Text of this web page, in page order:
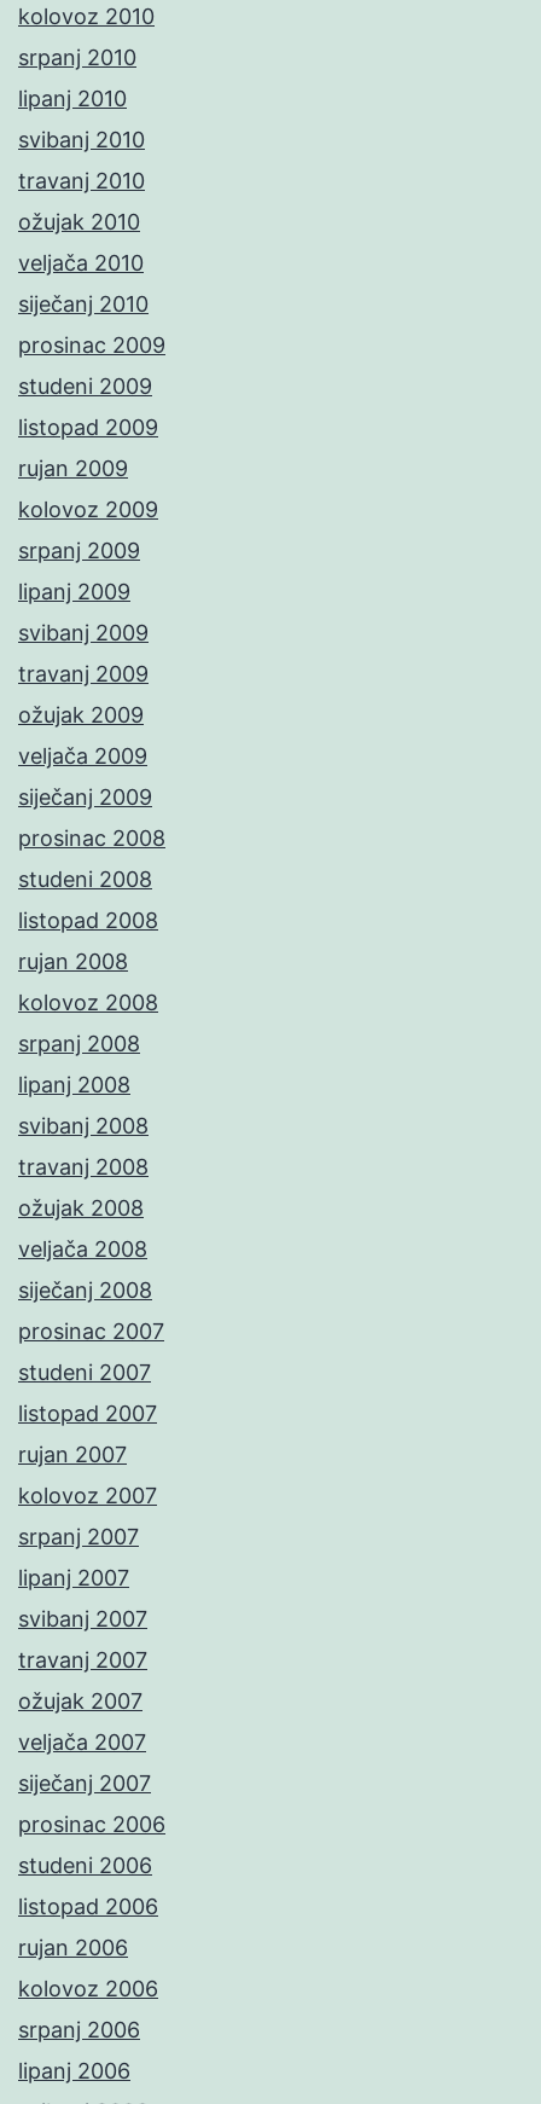
kolovoz 2010
srpanj 2010
lipanj 2010
svibanj 2010
travanj 2010
ožujak 2010
veljača 2010
siječanj 2010
prosinac 2009
studeni 2009
listopad 2009
rujan 2009
kolovoz 2009
srpanj 2009
lipanj 2009
svibanj 2009
travanj 2009
ožujak 2009
veljača 2009
siječanj 2009
prosinac 2008
studeni 2008
listopad 2008
rujan 2008
kolovoz 2008
srpanj 2008
lipanj 2008
svibanj 2008
travanj 2008
ožujak 2008
veljača 2008
siječanj 2008
prosinac 2007
studeni 2007
listopad 2007
rujan 2007
kolovoz 2007
srpanj 2007
lipanj 2007
svibanj 2007
travanj 2007
ožujak 2007
veljača 2007
siječanj 2007
prosinac 2006
studeni 2006
listopad 2006
rujan 2006
kolovoz 2006
srpanj 2006
lipanj 2006